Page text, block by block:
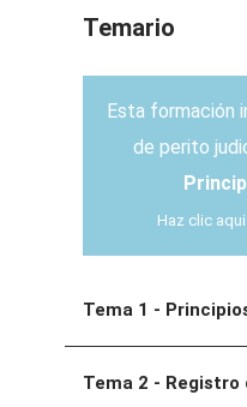
Temario
Esta formación
de perito
Haz clic
Tema 1 -
Tema 2 - Registro